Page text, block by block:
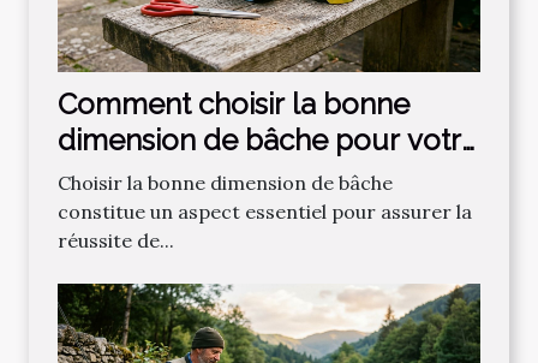
Comment choisir la bonne
dimension de bâche pour votre
projet ?
Choisir la bonne dimension de bâche
constitue un aspect essentiel pour assurer la
réussite de...